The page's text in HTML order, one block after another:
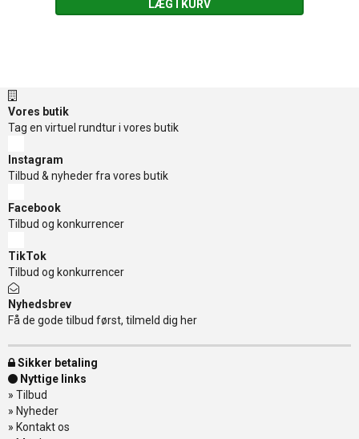
LÆG I KURV
Vores butik
Tag en virtuel rundtur i vores butik
Instagram
Tilbud & nyheder fra vores butik
Facebook
Tilbud og konkurrencer
TikTok
Tilbud og konkurrencer
Nyhedsbrev
Få de gode tilbud først, tilmeld dig her
Sikker betaling
Nyttige links
» Tilbud
» Nyheder
» Kontakt os